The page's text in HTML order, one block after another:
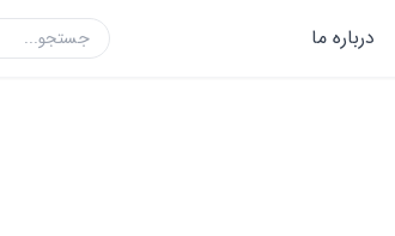
درباره ما